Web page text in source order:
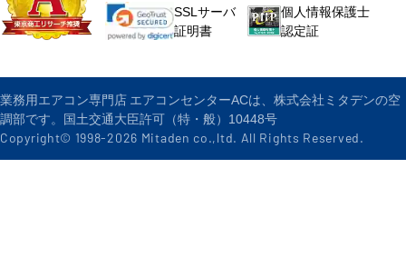
SSLサーバ
証明書
個人情報保護士
認定証
業務用エアコン専門店 エアコンセンターACは、株式会社ミタデンの空
調部です。国土交通大臣許可（特・般）10448号
Copyright© 1998-2026 Mitaden co.,ltd. All Rights Reserved.